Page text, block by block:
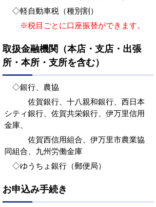
◇軽自動車税（種別割）
※税目ごとに口座振替ができます。
取扱金融機関（本店・支店・出張
所・本所・支所を含む）
◇銀行、農協
佐賀銀行、十八親和銀行、西日本
シティ銀行、佐賀共栄銀行、伊万里信用
金庫、
佐賀西信用組合、伊万里市農業協
同組合、九州労働金庫
◇ゆうちょ銀行（郵便局）
お申込み手続き